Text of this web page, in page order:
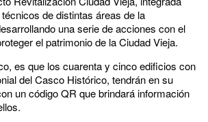
de distintas áreas de la
una serie de acciones con el
el patrimonio de la Ciudad Vieja.
es que los cuarenta y cinco edificios con
del Casco Histórico, tendrán en su
un código QR que brindará información